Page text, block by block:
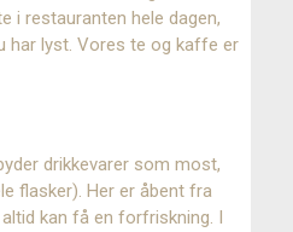
i restauranten hele dagen,
har lyst. Vores te og kaffe er
drikkevarer som most,
flasker). Her er åbent fra
kan få en forfriskning. I